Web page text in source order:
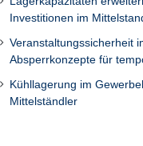
Investitionen im
Veranstaltungssicherheit
Absperrkonzepte für
Kühllagerung im
Mittelständler